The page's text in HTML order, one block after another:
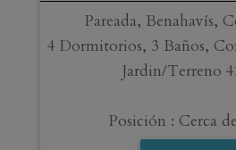
Pareada, Benahavís,
4 Dormitorios, 3 Baños,
Jardin/Terreno
Posición : Cerca